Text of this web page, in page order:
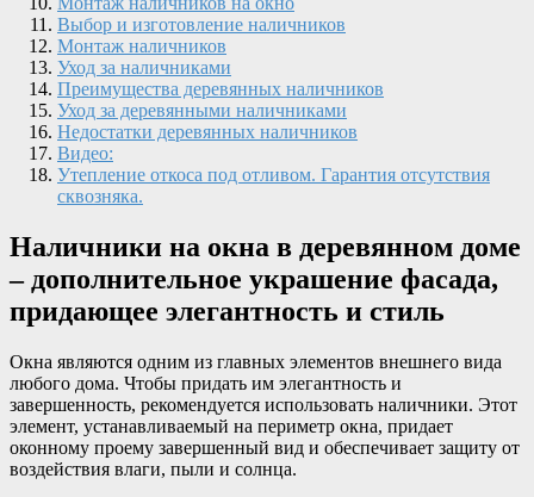
Выбор и изготовление наличников
Монтаж наличников
Уход за наличниками
Преимущества деревянных наличников
Уход за деревянными наличниками
Недостатки деревянных наличников
Видео:
Утепление откоса под отливом. Гарантия отсутствия
сквозняка.
Наличники на окна в деревянном доме
– дополнительное украшение фасада,
придающее элегантность и стиль
Окна являются одним из главных элементов внешнего вида
любого дома. Чтобы придать им элегантность и
завершенность, рекомендуется использовать наличники. Этот
элемент, устанавливаемый на периметр окна, придает
оконному проему завершенный вид и обеспечивает защиту от
воздействия влаги, пыли и солнца.